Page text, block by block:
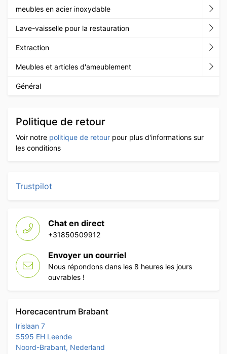
meubles en acier inoxydable
Lave-vaisselle pour la restauration
Extraction
Meubles et articles d'ameublement
Général
Politique de retour
Voir notre politique de retour pour plus d'informations sur
les conditions
Trustpilot
Chat en direct
+31850509912
Envoyer un courriel
Nous répondons dans les 8 heures les jours
ouvrables !
Horecacentrum Brabant
Irislaan 7
5595 EH Leende
Noord-Brabant, Nederland